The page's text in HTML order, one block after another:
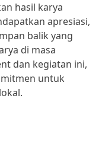
hasil karya
apresiasi,
balik yang
di masa
dan kegiatan ini,
untuk